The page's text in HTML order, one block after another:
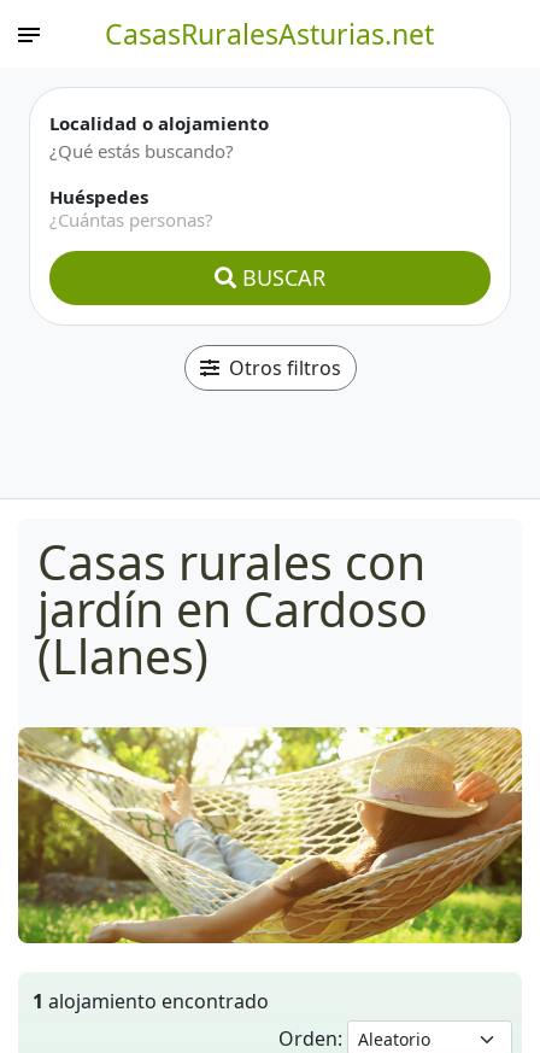
CasasRuralesAsturias.net
Localidad o alojamiento
Huéspedes
¿Cuántas personas?
BUSCAR
Otros filtros
Casas rurales con
jardín en Cardoso
(Llanes)
1 alojamiento encontrado
Orden: